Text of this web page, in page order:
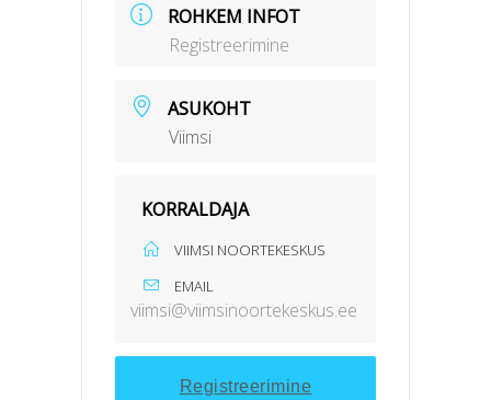
ROHKEM INFOT
Registreerimine
ASUKOHT
Viimsi
KORRALDAJA
VIIMSI NOORTEKESKUS
EMAIL
viimsi@viimsinoortekeskus.ee
Registreerimine